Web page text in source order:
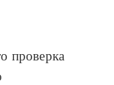
проверка